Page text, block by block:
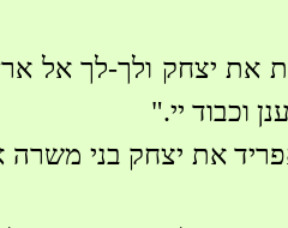
יצחק ולך-לך אל
וכבוד יי."
את יצחק בני משרה